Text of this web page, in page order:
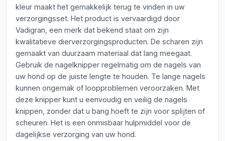
kleur maakt het gemakkelijk terug te vinden in uw
verzorgingsset. Het product is vervaardigd door
Vadigran, een merk dat bekend staat om zijn
kwalitatieve dierverzorgingsproducten. De scharen zijn
gemaakt van duurzaam materiaal dat lang meegaat.
Gebruik de nagelknipper regelmatig om de nagels van
uw hond op de juiste lengte te houden. Te lange nagels
kunnen ongemak of loopproblemen veroorzaken. Met
deze knipper kunt u eenvoudig en veilig de nagels
knippen, zonder dat u bang hoeft te zijn voor splijten of
scheuren. Het is een onmisbaar hulpmiddel voor de
dagelijkse verzorging van uw hond.